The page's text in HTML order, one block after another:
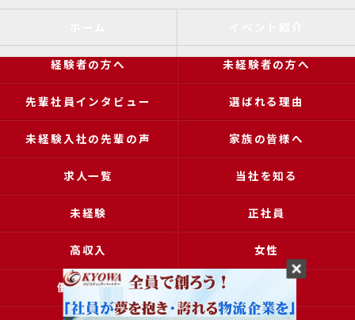
経験者の方へ 未経験者の方へ
先輩社員インタビュー 選ばれる理由
未経験入社の先輩の声 家族の皆様へ
求人一覧 当社を知る
未経験 正社員
高収入 女性
働きやすい